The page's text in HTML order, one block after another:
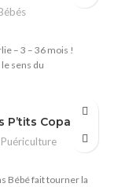
– 3 – 36 mois !
sens du
Copains
Puériculture
Bébé fait tourner la